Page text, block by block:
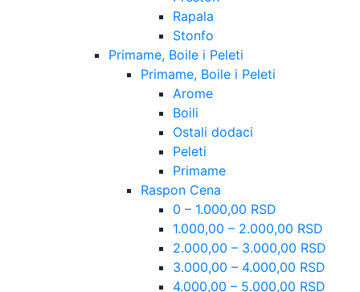
Rapala
Stonfo
Primame, Boile i Peleti
Primame, Boile i Peleti
Arome
Boili
Ostali dodaci
Peleti
Primame
Raspon Cena
0 – 1.000,00 RSD
1.000,00 – 2.000,00 RSD
2.000,00 – 3.000,00 RSD
3.000,00 – 4.000,00 RSD
4.000,00 – 5.000,00 RSD